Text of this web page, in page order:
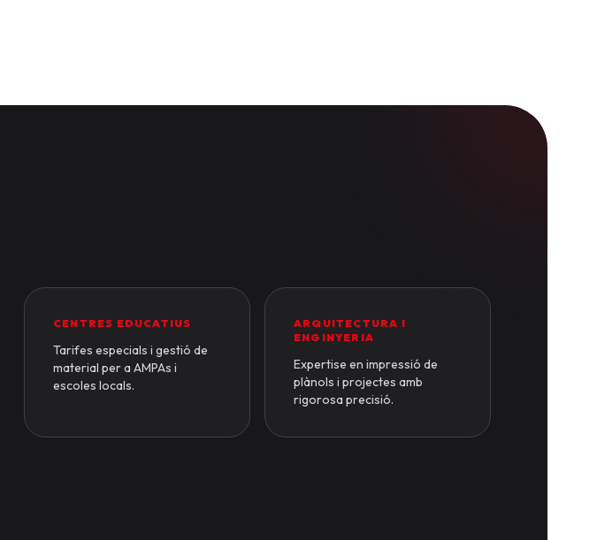
CENTRES EDUCATIUS
Tarifes especials i gestió de
material per a AMPAs i
escoles locals.
ARQUITECTURA I
ENGINYERIA
Expertise en impressió de
plànols i projectes amb
rigorosa precisió.